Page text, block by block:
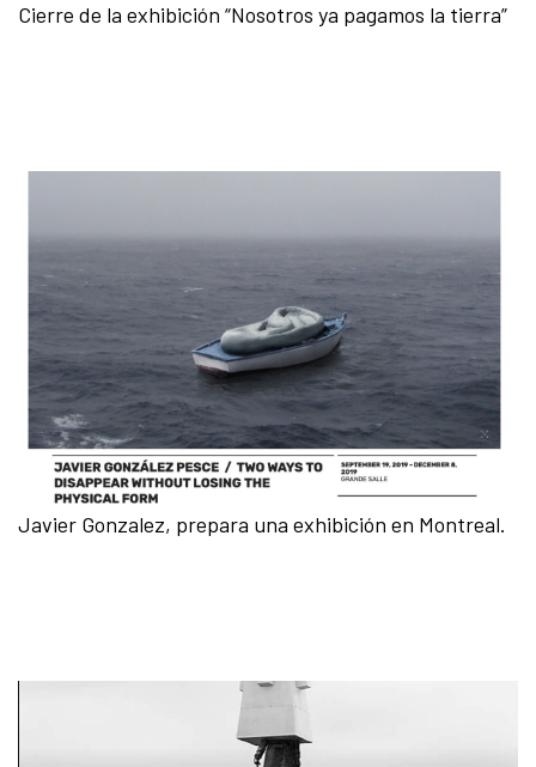
Cierre de la exhibición “Nosotros ya pagamos la tierra”
Javier Gonzalez, prepara una exhibición en Montreal.